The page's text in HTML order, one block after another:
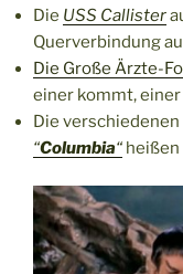
Die USS Callister
Querverbindung
Die Große Ärzte-
einer kommt,
Die
“Columbia“ heißen